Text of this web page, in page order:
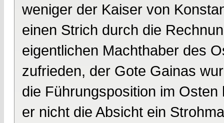
weniger der Kaiser von
einen Strich durch die
eigentlichen Machthaber des
zufrieden, der Gote Gainas
die Führungsposition im
er nicht die Absicht ein